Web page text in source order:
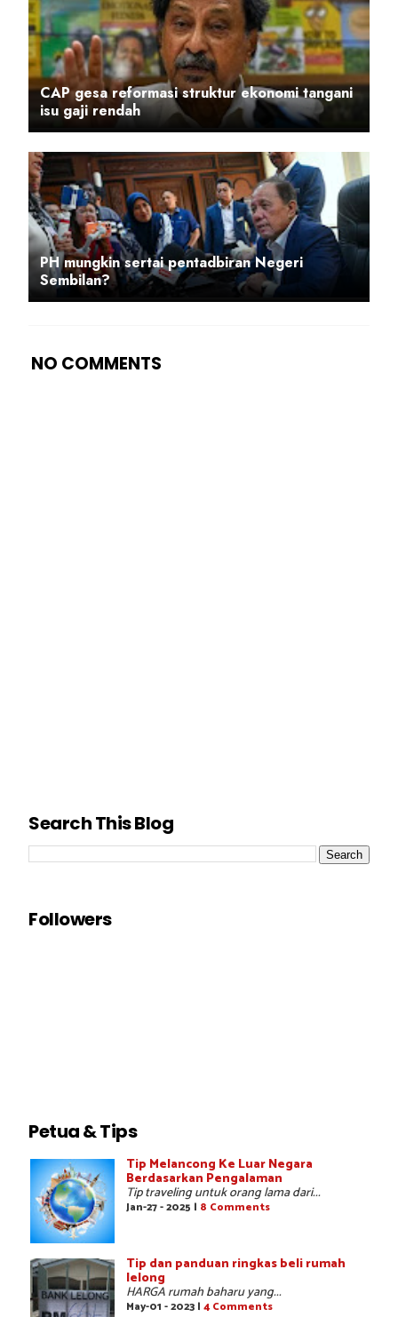
CAP gesa reformasi struktur ekonomi tangani
isu gaji rendah
PH mungkin sertai pentadbiran Negeri
Sembilan?
NO COMMENTS
Search This Blog
Followers
Petua & Tips
Tip Melancong Ke Luar Negara
Berdasarkan Pengalaman
Tip traveling untuk orang lama dari...
Jan-27 - 2025 | 8 Comments
Tip dan panduan ringkas beli rumah
lelong
HARGA rumah baharu yang...
May-01 - 2023 | 4 Comments